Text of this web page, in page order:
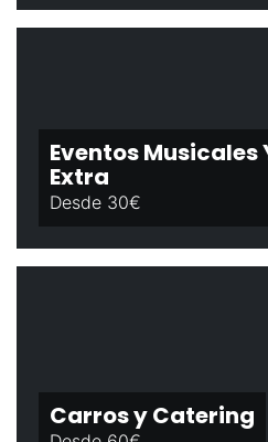
Eventos Musicales
Extra
Desde 30€
Carros y Catering